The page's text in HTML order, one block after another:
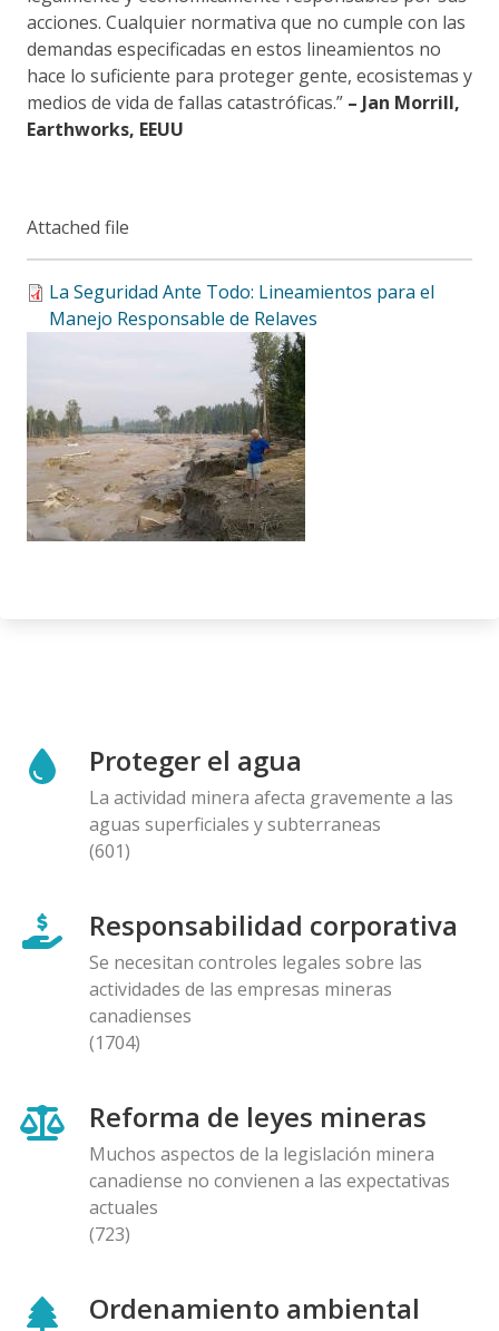
acciones. Cualquier normativa que no cumple con las
demandas especificadas en estos lineamientos no
hace lo suficiente para proteger gente, ecosistemas y
medios de vida de fallas catastróficas.” – Jan Morrill,
Earthworks, EEUU
Attached file
La Seguridad Ante Todo: Lineamientos para el
Manejo Responsable de Relaves
Proteger el agua
La actividad minera afecta gravemente a las
aguas superficiales y subterraneas
(601)
Responsabilidad corporativa
Se necesitan controles legales sobre las
actividades de las empresas mineras
canadienses
(1704)
Reforma de leyes mineras
Muchos aspectos de la legislación minera
canadiense no convienen a las expectativas
actuales
(723)
Ordenamiento ambiental